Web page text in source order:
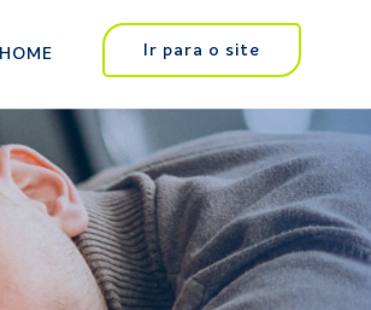
HOME Ir para o site